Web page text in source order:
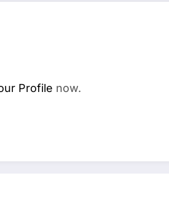
Profile now.